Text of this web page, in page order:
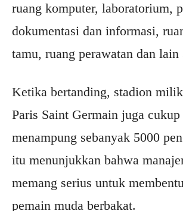
ruang komputer, laboratorium,
dokumentasi dan informasi,
tamu, ruang perawatan dan lain
Ketika bertanding, stadion
Paris Saint Germain juga
menampung sebanyak 5000
itu menunjukkan bahwa
memang serius untuk
pemain muda berbakat.